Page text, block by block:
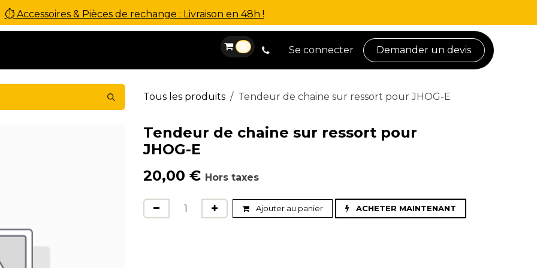
⏱ Accessoires & Pièces de rechange : Livraison en 48h !
0 Se connecter Demander un devis
Tous les produits Tendeur de chaine sur ressort pour JHOG-E
Tendeur de chaine sur ressort pour
JHOG-E
20,00 € Hors taxes
Ajouter au panier ACHETER MAINTENANT